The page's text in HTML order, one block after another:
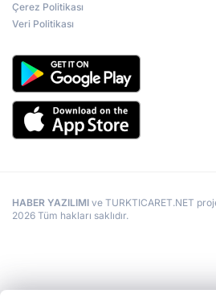
Çerez Politikası
Veri Politikası
HABER YAZILIMI ve TURKTICARET.NET
2026 Tüm hakları saklıdır.